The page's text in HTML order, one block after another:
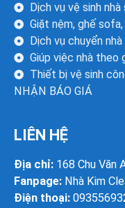
Dịch vụ vệ sinh
Giặt nệm, ghế
Dịch vụ chuyển nhà
Giúp việc nhà theo
Thiết bị vệ sinh
NHẬN BÁO GIÁ
LIÊN HỆ
Địa chỉ: 168 Chu Văn
Fanpage: Nhà Kim
Điện thoại: